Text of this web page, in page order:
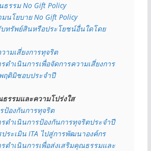
รรม No Gift Policy
นโยบาย No Gift Policy
บทรัพย์สินหรือประโยชน์อื่นใดโดย
ามเสี่ยงการทุจริต
ดำเนินการเพื่อจัดการความเสี่ยงการ
ฤติมิชอบประจำปี
รรมและความโปร่งใส
ป้องกันการทุจริต
ดำเนินการป้องกันการทุจริตประจำปี
ระเมิน ITA ไปสู่การพัฒนาองค์กร
ดำเนินการเพื่อส่งเสริมคุณธรรมและ